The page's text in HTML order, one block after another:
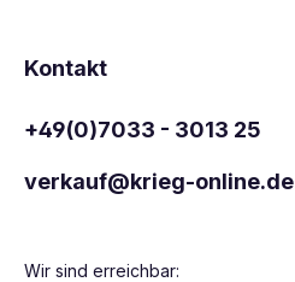
Kontakt
+49(0)7033 - 3013 25
verkauf@krieg-online.de
Wir sind erreichbar: